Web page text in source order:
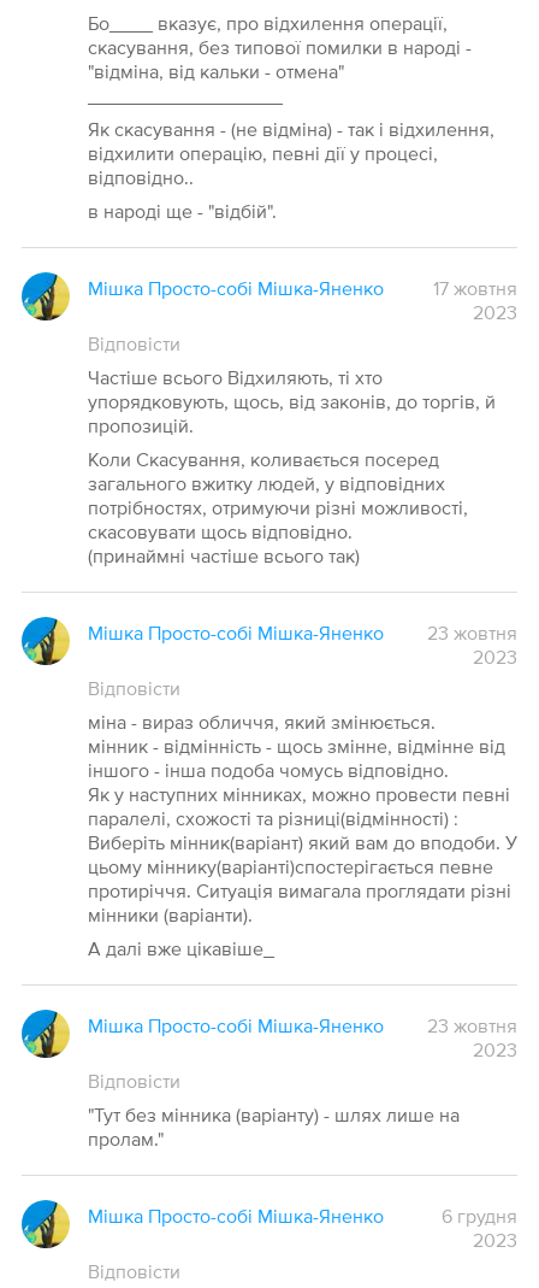
Бо____ вказує, про відхилення операції,
скасування, без типової помилки в народі -
"відміна, від кальки - отмена"
Як скасування - (не відміна) - так і відхилення,
відхилити операцію, певні дії у процесі,
відповідно..
в народі ще - "відбій".
Мішка Просто-собі Мішка-Яненко
17 жовтня
2023
Відповісти
Частіше всього Відхиляють, ті хто
упорядковують, щось, від законів, до торгів, й
пропозицій.
Коли Скасування, коливається посеред
загального вжитку людей, у відповідних
потрібностях, отримуючи різні можливості,
скасовувати щось відповідно.
(принаймні частіше всього так)
Мішка Просто-собі Мішка-Яненко
23 жовтня
2023
Відповісти
міна - вираз обличчя, який змінюється.
мінник - відмінність - щось змінне, відмінне від
іншого - інша подоба чомусь відповідно.
Як у наступних мінниках, можно провести певні
паралелі, схожості та різниці(відмінності) :
Виберіть мінник(варіант) який вам до вподоби. У
цьому міннику(варіанті)спостерігається певне
протиріччя. Ситуація вимагала проглядати різні
мінники (варіанти).
А далі вже цікавіше_
Мішка Просто-собі Мішка-Яненко
23 жовтня
2023
Відповісти
"Тут без мінника (варіанту) - шлях лише на
пролам."
Мішка Просто-собі Мішка-Яненко
6 грудня
2023
Відповісти